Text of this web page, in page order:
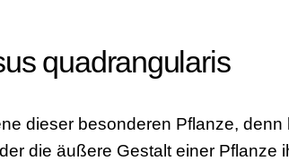
quadrangularis
dieser besonderen Pflanze, denn
die äußere Gestalt einer Pflanze